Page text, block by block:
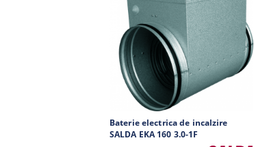
Baterie electrica de incalzire
SALDA EKA 160 3.0-1F